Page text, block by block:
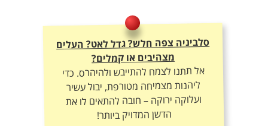
סלביניה צפה חלש? גדל לאט? העלים
מצהיבים או קמלים?
אל תתנו לצמח להתייבש ולהיהרס. כדי
ליהנות מצמיחה מטורפת, יבול עשיר
ועלוקה ירוקה – חובה להתאים לו את
הדשן המדויק ביותר!